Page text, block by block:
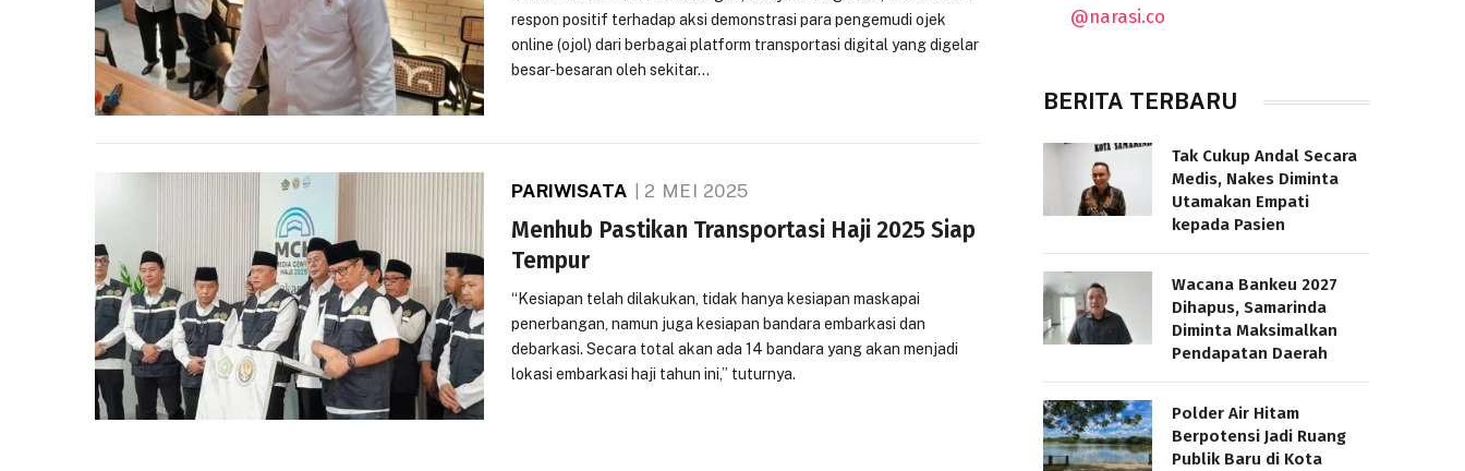
respon positif terhadap aksi demonstrasi para pengemudi ojek
online (ojol) dari berbagai platform transportasi digital yang digelar
besar-besaran oleh sekitar…
PARIWISATA 2 MEI 2025
Menhub Pastikan Transportasi Haji 2025 Siap
Tempur
“Kesiapan telah dilakukan, tidak hanya kesiapan maskapai
penerbangan, namun juga kesiapan bandara embarkasi dan
debarkasi. Secara total akan ada 14 bandara yang akan menjadi
lokasi embarkasi haji tahun ini,” tuturnya.
@narasi.co
BERITA TERBARU
Tak Cukup Andal Secara
Medis, Nakes Diminta
Utamakan Empati
kepada Pasien
Wacana Bankeu 2027
Dihapus, Samarinda
Diminta Maksimalkan
Pendapatan Daerah
Polder Air Hitam
Berpotensi Jadi Ruang
Publik Baru di Kota